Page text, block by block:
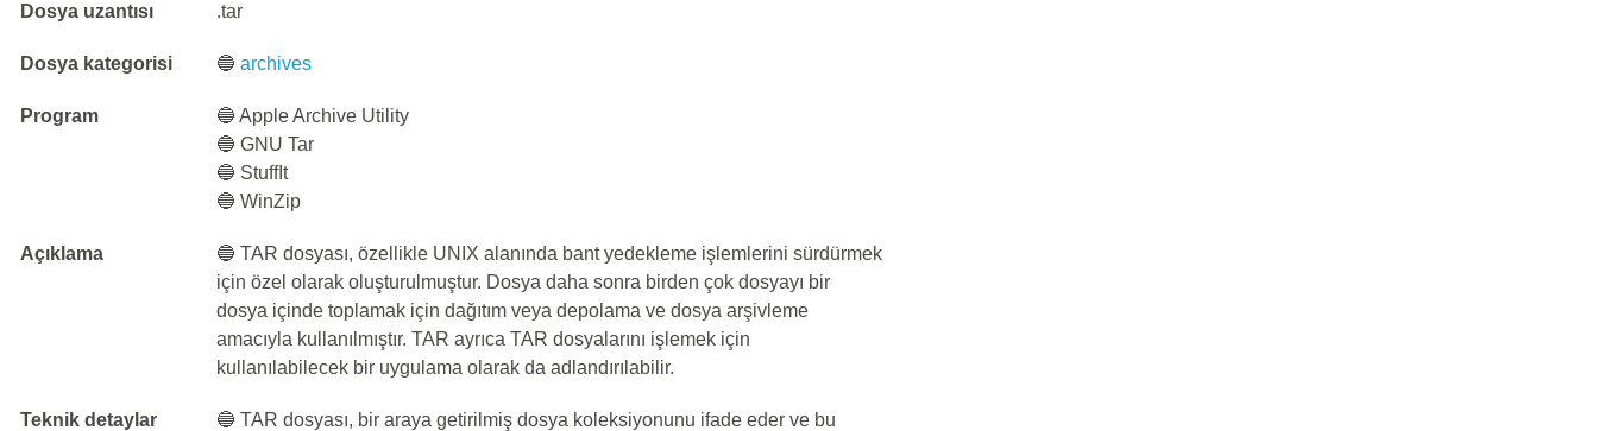
Dosya uzantısı .tar
Dosya kategorisi 🔵archives
Program
🔵 Apple Archive Utility
🔵 GNU Tar
🔵 StuffIt
🔵 WinZip
Açıklama
🔵 TAR dosyası, özellikle UNIX alanında bant yedekleme işlemlerini sürdürmek
için özel olarak oluşturulmuştur. Dosya daha sonra birden çok dosyayı bir
dosya içinde toplamak için dağıtım veya depolama ve dosya arşivleme
amacıyla kullanılmıştır. TAR ayrıca TAR dosyalarını işlemek için
kullanılabilecek bir uygulama olarak da adlandırılabilir.
Teknik detaylar
🔵 TAR dosyası, bir araya getirilmiş dosya koleksiyonunu ifade eder ve bu